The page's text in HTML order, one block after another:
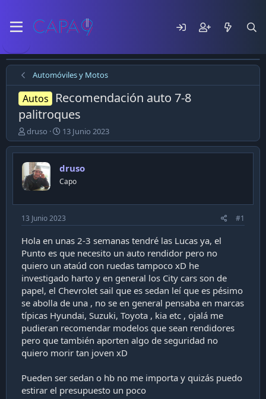
Automóviles y Motos
Autos
Recomendación auto 7-8
palitroques
E
m
p
e
z
ó
l
t
e
m
druso
F
e
c
h
a
d
p
u
b
l
c
a
c
i
ó
n
13 Junio 2023
druso
Capo
13 Junio 2023 #1
Hola en unas 2-3 semanas tendré las Lucas ya, el
Punto es que necesito un auto rendidor pero no
quiero un ataúd con ruedas tampoco xD he
investigado harto y en general los City cars son de
papel, el Chevrolet sail que es sedan leí que es pésimo
se abolla de una , no se en general pensaba en marcas
típicas Hyundai, Suzuki, Toyota , kia etc , ojalá me
pudieran recomendar modelos que sean rendidores
pero que también aporten algo de seguridad no
quiero morir tan joven xD
Pueden ser sedan o hb no me importa y quizás puedo
estirar el presupuesto un poco